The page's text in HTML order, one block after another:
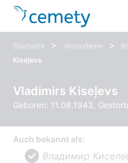
Startseite > Verstorbene >
Kiseļevs
Vladimirs Kiseļevs
Geboren: 11.08.1943,
Auch bekannt als:
Владимир